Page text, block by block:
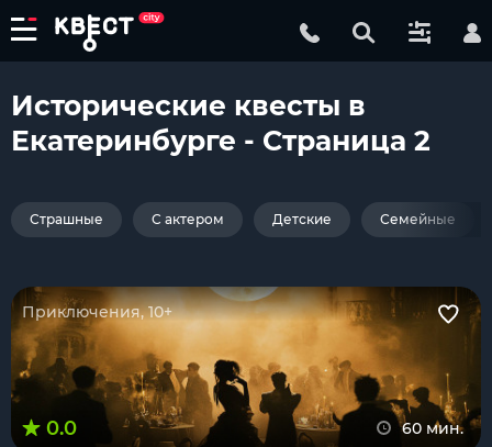
Исторические квесты в
Екатеринбурге - Страница 2
Страшные С актером Детские Семейные
Приключения, 10+
0.0 60 мин.